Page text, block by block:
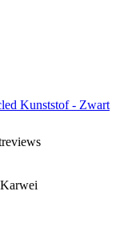
Kunststof - Zwart